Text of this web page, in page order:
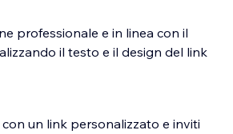
professionale e in linea con il
il testo e il design del link
un link personalizzato e inviti